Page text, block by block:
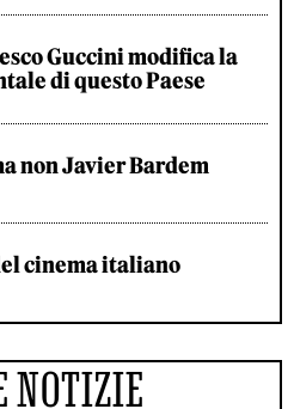
Guccini modifica la
di questo Paese
non Javier Bardem
cinema italiano
NOTIZIE